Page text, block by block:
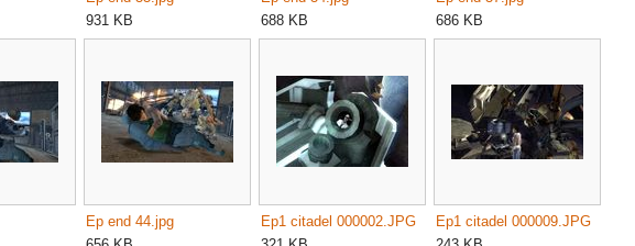
931 KB
688 KB
686 KB
Ep end 44.jpg
Ep1 citadel 000002.JPG
Ep1 citadel 000009.JPG